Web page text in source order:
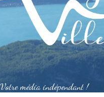
Votre média indépendant !